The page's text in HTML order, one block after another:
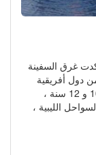
غرق السفينة
من دول أفريقية
وأخرى أسيوية من بينهم نساء وأطفال في عمر 10 و 12 سنة ،
الليبية ،